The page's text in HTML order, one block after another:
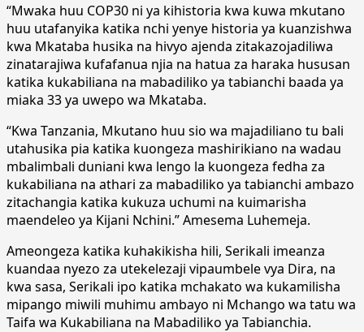
“Mwaka huu COP30 ni ya kihistoria kwa kuwa mkutano
huu utafanyika katika nchi yenye historia ya kuanzishwa
kwa Mkataba husika na hivyo ajenda zitakazojadiliwa
zinatarajiwa kufafanua njia na hatua za haraka hususan
katika kukabiliana na mabadiliko ya tabianchi baada ya
miaka 33 ya uwepo wa Mkataba.
“Kwa Tanzania, Mkutano huu sio wa majadiliano tu bali
utahusika pia katika kuongeza mashirikiano na wadau
mbalimbali duniani kwa lengo la kuongeza fedha za
kukabiliana na athari za mabadiliko ya tabianchi ambazo
zitachangia katika kukuza uchumi na kuimarisha
maendeleo ya Kijani Nchini.” Amesema Luhemeja.
Ameongeza katika kuhakikisha hili, Serikali imeanza
kuandaa nyezo za utekelezaji vipaumbele vya Dira, na
kwa sasa, Serikali ipo katika mchakato wa kukamilisha
mipango miwili muhimu ambayo ni Mchango wa tatu wa
Taifa wa Kukabiliana na Mabadiliko ya Tabianchia.